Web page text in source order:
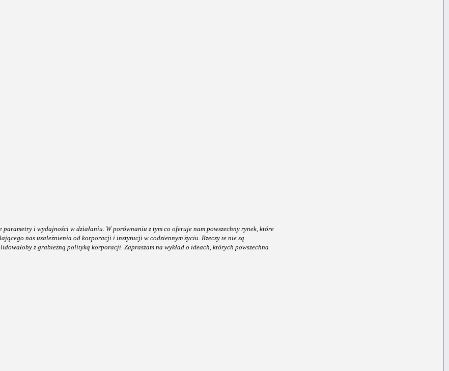
i wydajności w działaniu. W porównaniu z tym co oferuje nam powszechny rynek, które
nas uzależnienia od korporacji i instytucji w codziennym życiu. Rzeczy te nie są
z grabieżną polityką korporacji. Zapraszam na wykład o ideach, których powszechna